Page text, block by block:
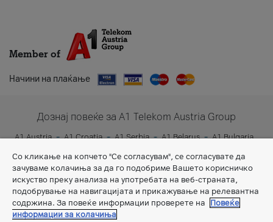
Member of
Начини на плаќање
Дознај повеќе за A1 Telekom Austria Group
A1 Austria A1 Croatia A1 Serbia A1 Belarus
A1 Bulgaria
A1 Slovenia
A1 Digital
Со кликање на копчето "Се согласувам", се согласувате да
зачуваме колачиња за да го подобриме Вашето корисничко
искуство преку анализа на употребата на веб-страната,
подобрување на навигацијата и прикажување на релевантна
содржина. За повеќе информации проверете на
Повеќе
информации за колачиња